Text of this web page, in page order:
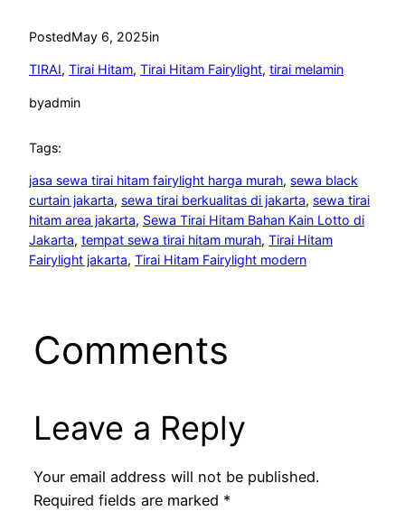
PostedMay 6, 2025in
TIRAI, Tirai Hitam, Tirai Hitam Fairylight, tirai melamin
byadmin
Tags:
jasa sewa tirai hitam fairylight harga murah, sewa black
curtain jakarta, sewa tirai berkualitas di jakarta, sewa tirai
hitam area jakarta, Sewa Tirai Hitam Bahan Kain Lotto di
Jakarta, tempat sewa tirai hitam murah, Tirai Hitam
Fairylight jakarta, Tirai Hitam Fairylight modern
Comments
Leave a Reply
Your email address will not be published.
Required fields are marked *